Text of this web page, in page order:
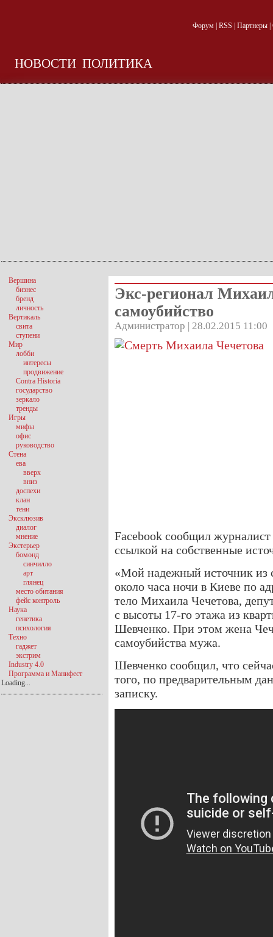
Форум| RSS Партнеры|
НОВОСТИ ПОЛИТИКА
Экс-регионал
самоубийство
Администратор | 28.02.2015 11:00
Facebook сообщил
ссылкой на собственные
«Мой надежный источник из
около часа ночи в Киеве по
тело Михаила Чечетова,
с высоты 17-го этажа из
Шевченко. При этом жена
самоубийства мужа.
Шевченко сообщил, что
того, по предварительным
записку.
Вершина
бизнес
бренд
личность
Вертикаль
свита
ступени
Мир
лобби
интересы
продвижение
Contra Historia
государство
зеркало
тренды
Игры
мифы
офис
руководство
Стена
ева
вверх
вниз
доспехи
клан
тени
Эксклюзив
диалог
мнение
Экстерьер
бомонд
синчилло
арт
глянец
место обитания
фейс контроль
Наука
генетика
психология
Техно
гаджет
экстрим
Industry 4.0
Программа и Манифест
Loading...